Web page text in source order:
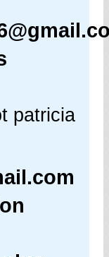
patricia